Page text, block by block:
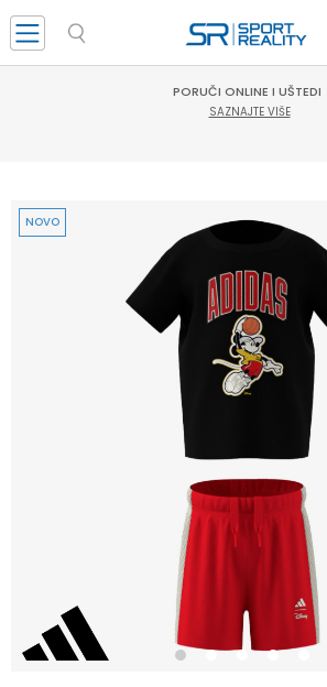
PORUČI ONLINE I UŠTEDI
SAZNAJTE VIŠE
1
NOVO